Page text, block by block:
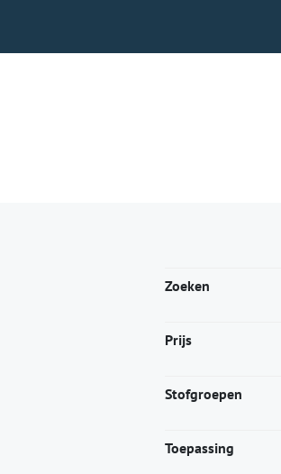
Zoeken
Prijs
Stofgroepen
Toepassing